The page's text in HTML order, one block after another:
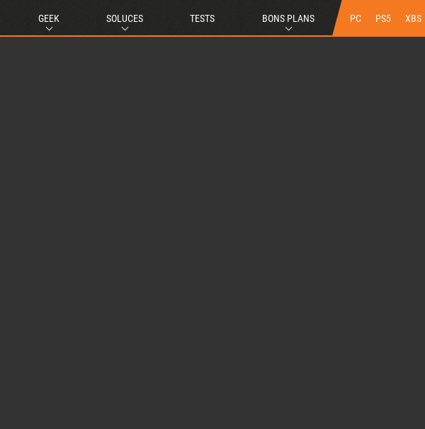
GEEK SOLUCES TESTS BONS PLANS PC PS5 XBS